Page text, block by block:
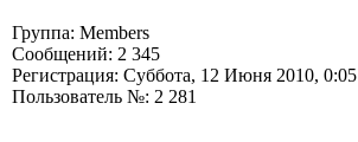
Группа: Members
Сообщений: 2 345
Регистрация: Суббота, 12 Июня 2010, 0:05
Пользователь №: 2 281